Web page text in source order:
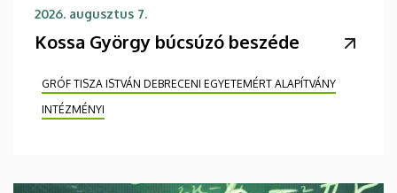
2026. augusztus 7.
Kossa György búcsúzó beszéde
GRÓF TISZA ISTVÁN DEBRECENI EGYETEMÉRT ALAPÍTVÁNY
INTÉZMÉNYI